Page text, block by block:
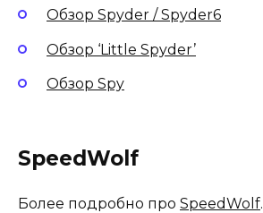
Обзор Spyder / Spyder6
Обзор ‘Little Spyder’
Обзор Spy
SpeedWolf
Более подробно про SpeedWolf.